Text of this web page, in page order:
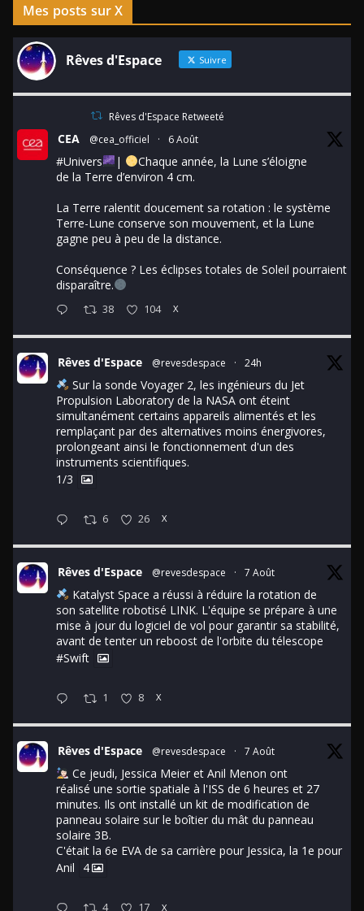
Mes posts sur X
Rêves d'Espace Suivre
Rêves d'Espace Retweeté
CEA @cea_officiel · 6 Août
#Univers |
Chaque année, la Lune s’éloigne
de la Terre d’environ 4 cm.
La Terre ralentit doucement sa rotation : le système
Terre-Lune conserve son mouvement, et la Lune
gagne peu à peu de la distance.
Conséquence ? Les éclipses totales de Soleil pourraient
disparaître.
38 104 X
Rêves d'Espace @revesdespace · 24h
Sur la sonde Voyager 2, les ingénieurs du Jet
Propulsion Laboratory de la NASA ont éteint
simultanément certains appareils alimentés et les
remplaçant par des alternatives moins énergivores,
prolongeant ainsi le fonctionnement d'un des
instruments scientifiques.
1/3
6 26 X
Rêves d'Espace @revesdespace · 7 Août
Katalyst Space a réussi à réduire la rotation de
son satellite robotisé LINK. L'équipe se prépare à une
mise à jour du logiciel de vol pour garantir sa stabilité,
avant de tenter un reboost de l'orbite du télescope
#Swift
1 8 X
Rêves d'Espace @revesdespace · 7 Août
Ce jeudi, Jessica Meier et Anil Menon ont
réalisé une sortie spatiale à l'ISS de 6 heures et 27
minutes. Ils ont installé un kit de modification de
panneau solaire sur le boîtier du mât du panneau
solaire 3B.
C'était la 6e EVA de sa carrière pour Jessica, la 1e pour
Anil
4
4 17 X